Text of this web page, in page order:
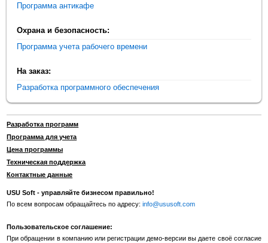
Программа антикафе
Охрана и безопасность:
Программа учета рабочего времени
На заказ:
Разработка программного обеспечения
Разработка программ
Программа для учета
Цена программы
Техническая поддержка
Контактные данные
USU Soft - управляйте бизнесом правильно!
По всем вопросам обращайтесь по адресу:info@ususoft.com
Пользовательское соглашение:
При обращении в компанию или регистрации демо-версии вы даете своё согласие